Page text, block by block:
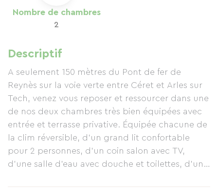
Nombre de chambres
2
Descriptif
A seulement 150 mètres du Pont de fer de
Reynès sur la voie verte entre Céret et Arles sur
Tech, venez vous reposer et ressourcer dans une
de nos deux chambres très bien équipées avec
entrée et terrasse privative. Équipée chacune de
la clim réversible, d'un grand lit confortable
pour 2 personnes, d'un coin salon avec TV,
d'une salle d'eau avec douche et toilettes, d'un